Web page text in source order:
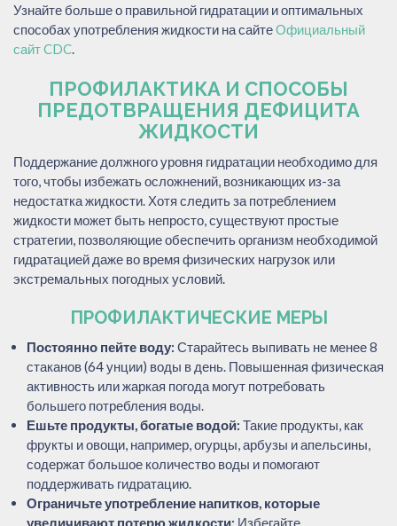
Узнайте больше о правильной гидратации и оптимальных
способах употребления жидкости на сайтеОфициальный
сайт CDC.
ПРОФИЛАКТИКА И СПОСОБЫ
ПРЕДОТВРАЩЕНИЯ ДЕФИЦИТА
ЖИДКОСТИ
Поддержание должного уровня гидратации необходимо для
того, чтобы избежать осложнений, возникающих из-за
недостатка жидкости. Хотя следить за потреблением
жидкости может быть непросто, существуют простые
стратегии, позволяющие обеспечить организм необходимой
гидратацией даже во время физических нагрузок или
экстремальных погодных условий.
ПРОФИЛАКТИЧЕСКИЕ МЕРЫ
Постоянно пейте воду: Старайтесь выпивать не менее 8
стаканов (64 унции) воды в день. Повышенная физическая
активность или жаркая погода могут потребовать
большего потребления воды.
Ешьте продукты, богатые водой: Такие продукты, как
фрукты и овощи, например, огурцы, арбузы и апельсины,
содержат большое количество воды и помогают
поддерживать гидратацию.
Ограничьте употребление напитков, которые
увеличивают потерю жидкости: Избегайте